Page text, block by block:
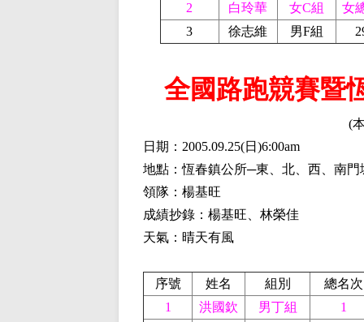
2
白玲華 女C組
女
3
徐志維 男F組
全國路跑競賽暨
(
日期：2005.09.25(日)6:00am
地點：恆春鎮公所─東、北、西、南
領隊：楊基旺
成績抄錄：楊基旺、林榮佳
天氣：晴天有風
序號 姓名 組別
總名次
1
洪國欽 男丁組
1